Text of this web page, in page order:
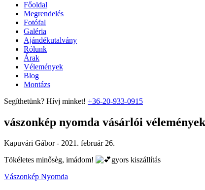
Főoldal
Megrendelés
Fotófal
Galéria
Ajándékutalvány
Rólunk
Árak
Vélemények
Blog
Montázs
Segíthetünk? Hívj minket! +36-20-933-0915
vászonkép nyomda vásárlói
Kapuvári Gábor - 2021. február 26.
Tökéletes minősèg, imádom!
gyors kiszállítás
Vászonkép Nyomda